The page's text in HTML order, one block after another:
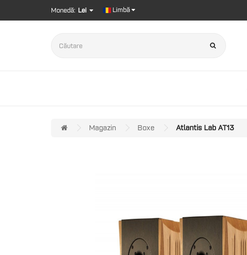
Monedă: Lei Limbă
Magazin Boxe Atlantis Lab AT13